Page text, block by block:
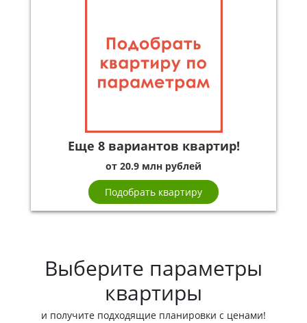
Еще 8 вариантов квартир!
от 20.9 млн рублей
Подобрать квартиру
Выберите параметры
квартиры
и получите подходящие планировки с ценами!